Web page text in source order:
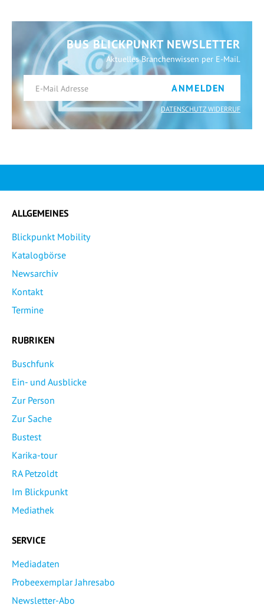
BUS BLICKPUNKT NEWSLETTER
Aktuelles Branchenwissen per E-Mail.
ANMELDEN
DATENSCHUTZ WIDERRUF
ALLGEMEINES
Blickpunkt Mobility
Katalogbörse
Newsarchiv
Kontakt
Termine
RUBRIKEN
Buschfunk
Ein- und Ausblicke
Zur Person
Zur Sache
Bustest
Karika-tour
RA Petzoldt
Im Blickpunkt
Mediathek
SERVICE
Mediadaten
Probeexemplar Jahresabo
Newsletter-Abo